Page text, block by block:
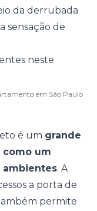
da derrubada
sensação de
em São Paulo
é um grande
como um
ambientes. A
a porta de
permite